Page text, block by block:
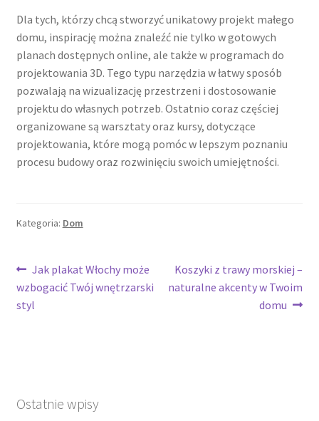
Dla tych, którzy chcą stworzyć unikatowy projekt małego
domu, inspirację można znaleźć nie tylko w gotowych
planach dostępnych online, ale także w programach do
projektowania 3D. Tego typu narzędzia w łatwy sposób
pozwalają na wizualizację przestrzeni i dostosowanie
projektu do własnych potrzeb. Ostatnio coraz częściej
organizowane są warsztaty oraz kursy, dotyczące
projektowania, które mogą pomóc w lepszym poznaniu
procesu budowy oraz rozwinięciu swoich umiejętności.
Kategoria: Dom
Nawigacja
wpisu
Poprzedni
wpis:
Jak plakat Włochy może
wzbogacić Twój wnętrzarski
styl
Następny
wpis:
Koszyki z trawy morskiej –
naturalne akcenty w Twoim
domu
Ostatnie wpisy